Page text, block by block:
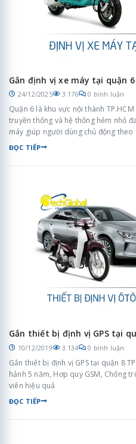
Gắn định vị xe máy tại quận 6
24/12/2025 3.176 0 bình luận
Quận 6 là khu vực nội thành
truyền thống và hệ thống hẻm nhỏ
máy giúp người dùng chủ động
trộm và quản lý xe hiệu quả trong
ĐỌC TIẾP
Gắn thiết bị định vị GPS tại
10/12/2019 3.134 0 bình luận
Gắn thiết bị định vị GPS tại quận 8
hảnh 5 năm, Hơp quy GSM, Chống
viên hiệu quả
ĐỌC TIẾP